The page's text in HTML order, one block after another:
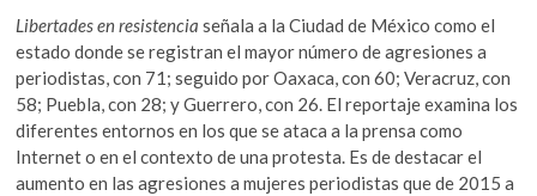
Libertades en resistencia señala a la Ciudad de México como el
estado donde se registran el mayor número de agresiones a
periodistas, con 71; seguido por Oaxaca, con 60; Veracruz, con
58; Puebla, con 28; y Guerrero, con 26. El reportaje examina los
diferentes entornos en los que se ataca a la prensa como
Internet o en el contexto de una protesta. Es de destacar el
aumento en las agresiones a mujeres periodistas que de 2015 a